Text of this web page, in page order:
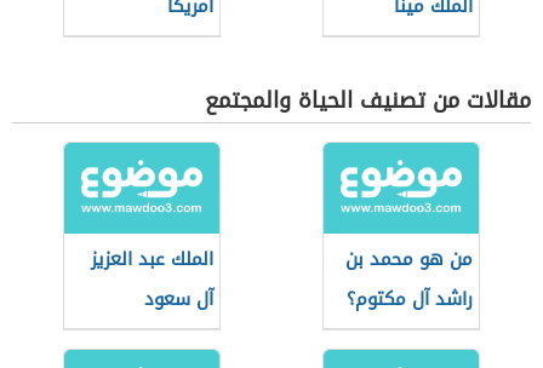
مقالات من تصنيف الحياة والمجتمع
من هو محمد بن
راشد آل مكتوم؟
الملك عبد العزيز
آل سعود